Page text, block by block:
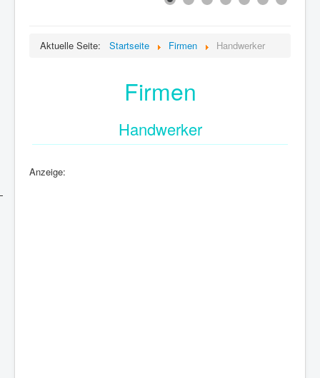
Aktuelle Seite: Startseite Firmen Handwerker
Firmen
Handwerker
Anzeige: